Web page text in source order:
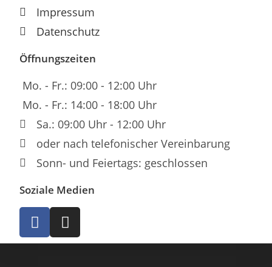
Impressum
Datenschutz
Öffnungszeiten
Mo. - Fr.: 09:00 - 12:00 Uhr
Mo. - Fr.: 14:00 - 18:00 Uhr
Sa.: 09:00 Uhr - 12:00 Uhr
oder nach telefonischer Vereinbarung
Sonn- und Feiertags: geschlossen
Soziale Medien